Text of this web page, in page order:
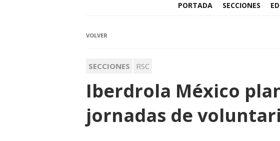
PORTADA SECCIONES
VOLVER
SECCIONES RSC
Iberdrola México
jornadas de